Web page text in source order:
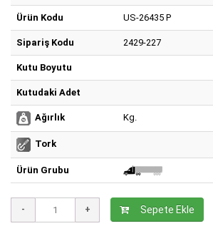
Ürün Kodu US-26435 P
Sipariş Kodu 2429-227
Kutu Boyutu
Kutudaki Adet
Ağırlık Kg.
Tork
Ürün Grubu
Sepete Ekle